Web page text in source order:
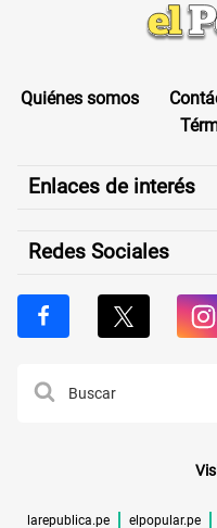
Quiénes somos
Enlaces de interés
Redes Sociales
larepublica.pe elpopular.pe